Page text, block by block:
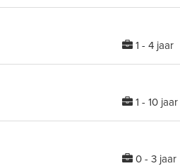
1 - 4 jaar
1 - 10 jaar
0 - 3 jaar